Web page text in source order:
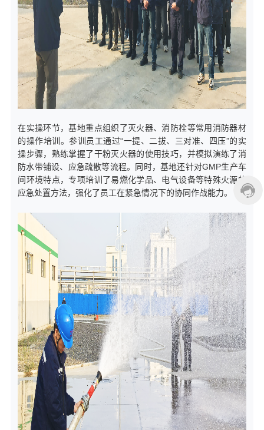
在实操环节，基地重点组织了灭火器、消防栓等常用消防器材
的操作培训。参训员工通过“一提、二拔、三对准、四压”的实
操步骤，熟练掌握了干粉灭火器的使用技巧，并模拟演练了消
防水带铺设、应急疏散等流程。同时，基地还针对GMP生产车
间环境特点，专项培训了易燃化学品、电气设备等特殊火源的
应急处置方法，强化了员工在紧急情况下的协同作战能力。